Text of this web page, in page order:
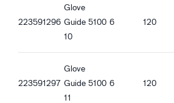
223591296
Glove
Guide 5100
10
6 120
223591297
Glove
Guide 5100
11
6 120